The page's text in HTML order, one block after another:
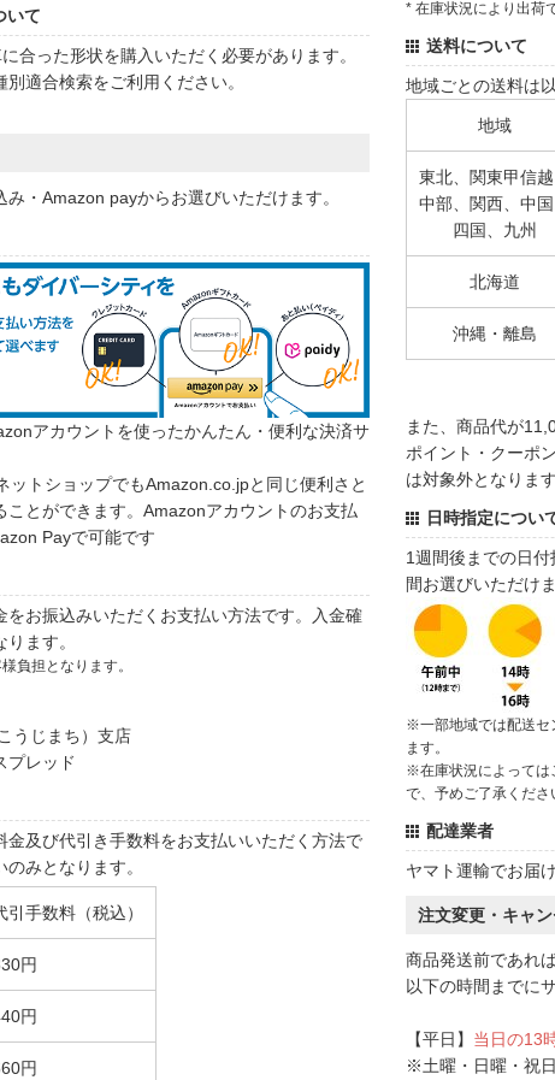
いて
合った形状を購入いただく必要があります。
適合検索をご利用ください。
・Amazon payからお選びいただけます。
アカウントを使ったかんたん・便利な決済サ
ットショップでもAmazon.co.jpと同じ便利さと
ことができます。Amazonアカウントのお支払
Payで可能です
をお振込みいただくお支払い方法です。入金確
ます。
負担となります。
うじまち）支店
レッド
金及び代引き手数料をお支払いいただく方法で
みとなります。
引手数料（税込）
円
円
円
* 在庫状況により出荷
送料について
地域ごとの送料は
地域
東北、関東甲信越
中部、関西、中国
四国、九州
北海道
沖縄・離島
また、商品代が
ポイント・クーポ
は対象外となりま
日時指定につい
1週間後までの日
間お選びいただけま
※一部地域では配送セ
ます。
※在庫状況によっては
で、予めご了承くださ
配達業者
ヤマト運輸でお届
注文変更・キャ
商品発送前であれ
以下の時間までに
【平日】 当日の13
※土曜・日曜・祝